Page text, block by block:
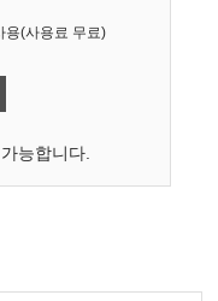
용(사용료 무료)
능합니다.